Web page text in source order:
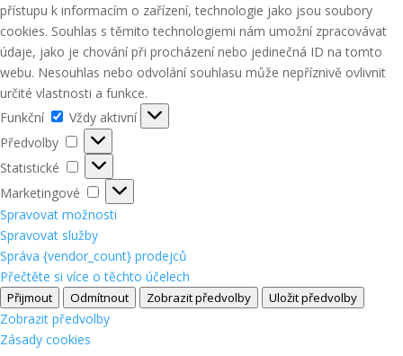
přístupu k informacím o zařízení, technologie jako jsou soubory
cookies. Souhlas s těmito technologiemi nám umožní zpracovávat
údaje, jako je chování při procházení nebo jedinečná ID na tomto
webu. Nesouhlas nebo odvolání souhlasu může nepříznivě ovlivnit
určité vlastnosti a funkce.
Funkční
Funkční
Vždy aktivní
Předvolby
Předvolby
Statistické
Statistické
Marketingové
Marketingové
Spravovat možnosti
Spravovat služby
Správa {vendor_count} prodejců
Přečtěte si více o těchto účelech
Přijmout Odmítnout Zobrazit předvolby Uložit předvolby
Zobrazit předvolby
Zásady cookies